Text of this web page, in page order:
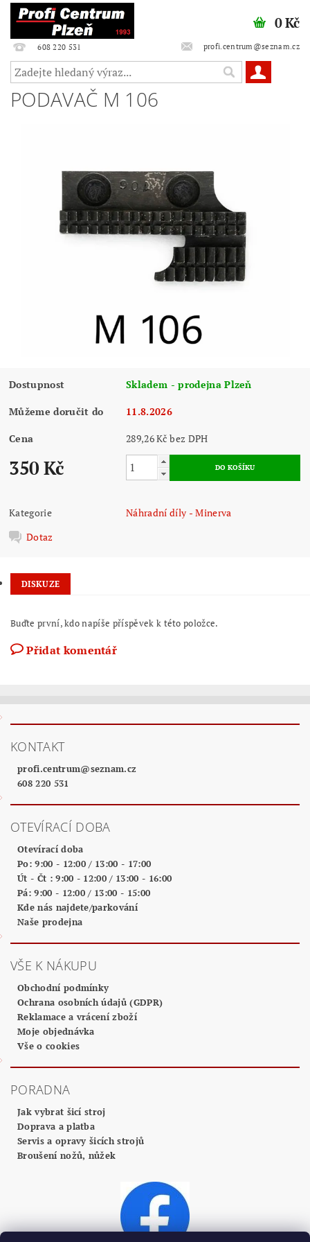
608 220 531 profi.centrum@seznam.cz
0 Kč
PODAVAČ M 106
Dostupnost Skladem - prodejna Plzeň
Můžeme doručit do 11.8.2026
Cena 289,26 Kč bez DPH
350 Kč
Kategorie
Náhradní díly - Minerva
Dotaz
DISKUZE
Buďte první, kdo napíše příspěvek k této položce.
Přidat komentář
KONTAKT
profi.centrum@seznam.cz
608 220 531
OTEVÍRACÍ DOBA
Otevírací doba
Po: 9:00 - 12:00 / 13:00 - 17:00
Út - Čt : 9:00 - 12:00 / 13:00 - 16:00
Pá: 9:00 - 12:00 / 13:00 - 15:00
Kde nás najdete/parkování
Naše prodejna
VŠE K NÁKUPU
Obchodní podmínky
Ochrana osobních údajů (GDPR)
Reklamace a vrácení zboží
Moje objednávka
Vše o cookies
PORADNA
Jak vybrat šicí stroj
Doprava a platba
Servis a opravy šicích strojů
Broušení nožů, nůžek